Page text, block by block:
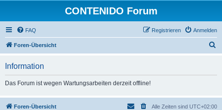
CONTENIDO Forum
FAQ Anmelden
Registrieren
Foren-Übersicht
Information
Das Forum ist wegen Wartungsarbeiten derzeit offline!
Foren-Übersicht Alle Zeiten sind UTC+02:00